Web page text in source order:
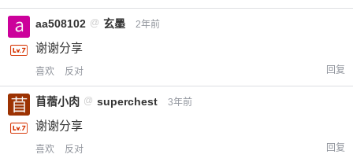
aa508102 @ 玄墨 2年前
谢谢分享
喜欢 反对 回复
苜蓿小肉 @ superchest 3年前
谢谢分享
喜欢 反对 回复